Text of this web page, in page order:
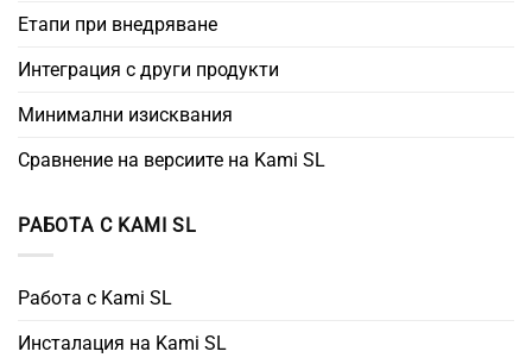
Етапи при внедряване
Интеграция с други продукти
Минимални изисквания
Сравнение на версиите на Kami SL
РАБОТА С KAMI SL
Работа с Kami SL
Инсталация на Kami SL